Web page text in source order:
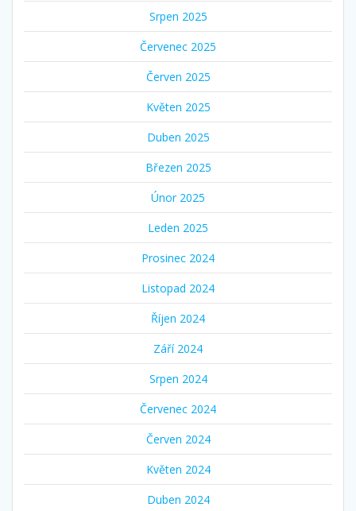
Srpen 2025
Červenec 2025
Červen 2025
Květen 2025
Duben 2025
Březen 2025
Únor 2025
Leden 2025
Prosinec 2024
Listopad 2024
Říjen 2024
Září 2024
Srpen 2024
Červenec 2024
Červen 2024
Květen 2024
Duben 2024